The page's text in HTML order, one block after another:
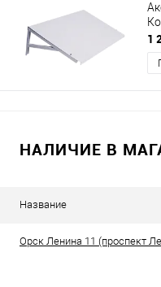
1
НАЛИЧИЕ В
Название
Орск Ленина 11 (проспект